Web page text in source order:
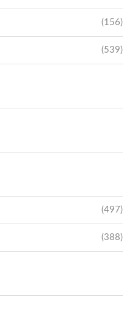
(156)
(539)
(497)
(388)